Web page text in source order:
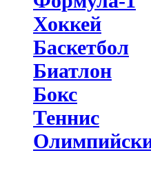
Хоккей
Баскетбол
Биатлон
Бокс
Теннис